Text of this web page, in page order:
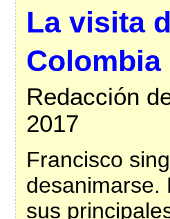
La visita
Colombia
Redacción
2017
Francisco
desanimarse.
sus